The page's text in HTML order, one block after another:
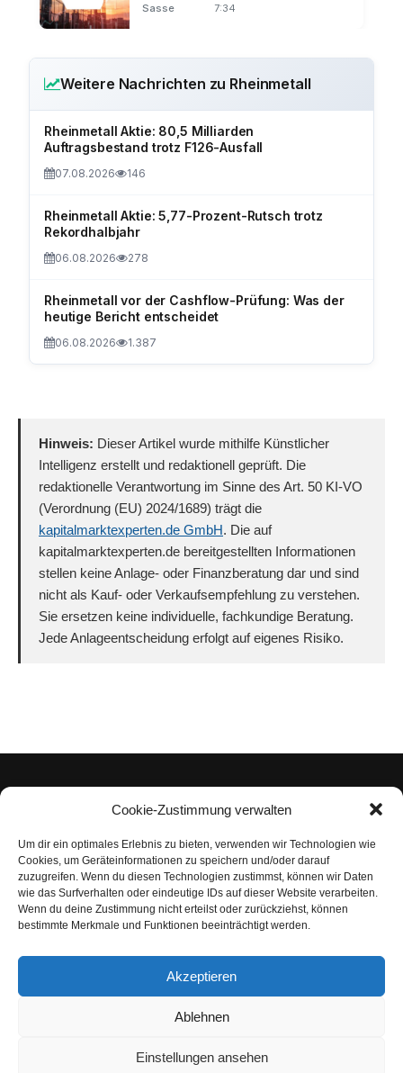
Cookie-Zustimmung verwalten
Um dir ein optimales Erlebnis zu bieten, verwenden wir Technologien wie
Cookies, um Geräteinformationen zu speichern und/oder darauf
zuzugreifen. Wenn du diesen Technologien zustimmst, können wir Daten
wie das Surfverhalten oder eindeutige IDs auf dieser Website verarbeiten.
Wenn du deine Zustimmung nicht erteilst oder zurückziehst, können
bestimmte Merkmale und Funktionen beeinträchtigt werden.
Akzeptieren
Ablehnen
Einstellungen ansehen
Sasse
7:34
Weitere Nachrichten zu Rheinmetall
Rheinmetall Aktie: 80,5 Milliarden
Auftragsbestand trotz F126-Ausfall
07.08.2026 146
Rheinmetall Aktie: 5,77-Prozent-Rutsch trotz
Rekordhalbjahr
06.08.2026 278
Rheinmetall vor der Cashflow-Prüfung: Was der
heutige Bericht entscheidet
06.08.2026 1.387
Hinweis: Dieser Artikel wurde mithilfe Künstlicher
Intelligenz erstellt und redaktionell geprüft. Die
redaktionelle Verantwortung im Sinne des Art. 50 KI-VO
(Verordnung (EU) 2024/1689) trägt die
kapitalmarktexperten.de GmbH. Die auf
kapitalmarktexperten.de bereitgestellten Informationen
stellen keine Anlage- oder Finanzberatung dar und sind
nicht als Kauf- oder Verkaufsempfehlung zu verstehen.
Sie ersetzen keine individuelle, fachkundige Beratung.
Jede Anlageentscheidung erfolgt auf eigenes Risiko.
Impressum
Datenschutzerklärung
Nutzungsbedingungen | Haftungsausschluss
AGB